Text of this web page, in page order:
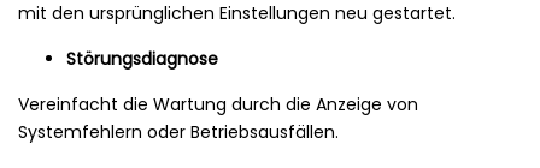
mit den ursprünglichen Einstellungen neu gestartet.
Störungsdiagnose
Vereinfacht die Wartung durch die Anzeige von
Systemfehlern oder Betriebsausfällen.